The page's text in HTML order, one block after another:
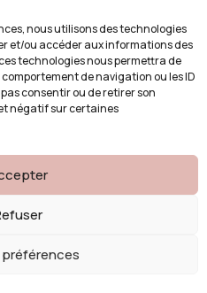
nous utilisons des technologies
et/ou accéder aux informations des
technologies nous permettra de
de navigation ou les ID
consentir ou de retirer son
négatif sur certaines
préférences
générales